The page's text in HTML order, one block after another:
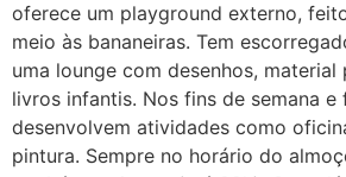
oferece um playground externo,
meio às bananeiras. Tem
uma lounge com desenhos, material
livros infantis. Nos fins de semana
desenvolvem atividades como
pintura. Sempre no horário do